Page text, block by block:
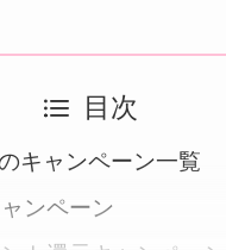
目次
キャンペーン一覧
ンペーン